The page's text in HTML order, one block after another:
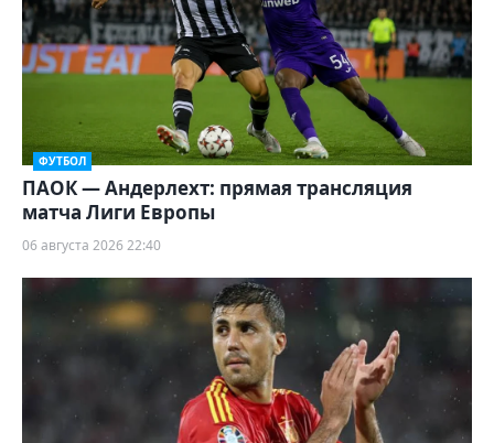
ФУТБОЛ
ПАОК — Андерлехт: прямая трансляция
матча Лиги Европы
06 августа 2026 22:40